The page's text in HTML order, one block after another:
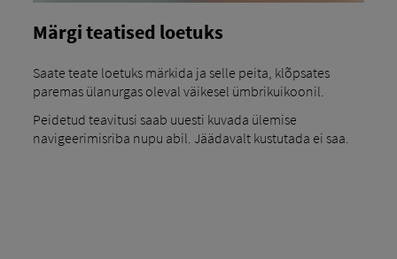
Märgi teatised loetuks
Saate teate loetuks märkida ja selle peita, klõpsates
paremas ülanurgas oleval väikesel ümbrikuikoonil.
Peidetud teavitusi saab uuesti kuvada ülemise
navigeerimisriba nupu abil. Jäädavalt kustutada ei saa.